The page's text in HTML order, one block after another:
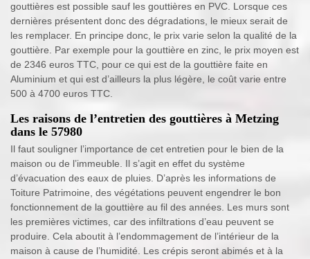
gouttières est possible sauf les gouttières en PVC. Lorsque ces
dernières présentent donc des dégradations, le mieux serait de
les remplacer. En principe donc, le prix varie selon la qualité de la
gouttière. Par exemple pour la gouttière en zinc, le prix moyen est
de 2346 euros TTC, pour ce qui est de la gouttière faite en
Aluminium et qui est d’ailleurs la plus légère, le coût varie entre
500 à 4700 euros TTC.
Les raisons de l’entretien des gouttières à Metzing
dans le 57980
Il faut souligner l’importance de cet entretien pour le bien de la
maison ou de l’immeuble. Il s’agit en effet du système
d’évacuation des eaux de pluies. D’après les informations de
Toiture Patrimoine, des végétations peuvent engendrer le bon
fonctionnement de la gouttière au fil des années. Les murs sont
les premières victimes, car des infiltrations d’eau peuvent se
produire. Cela aboutit à l’endommagement de l’intérieur de la
maison à cause de l’humidité. Les crépis seront abimés et à la